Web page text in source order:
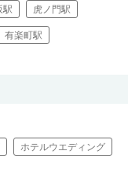
駅 虎ノ門駅
有楽町駅
ホテルウエディング